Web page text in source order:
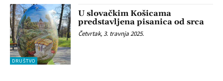
DRUŠTVO
U slovačkim Košicama
predstavljena pisanica od srca
Četvrtak, 3. travnja 2025.